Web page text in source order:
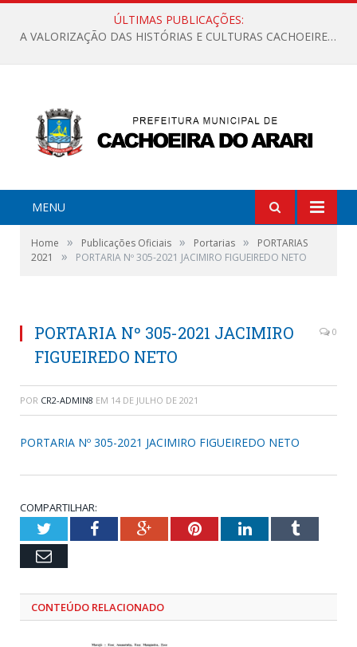
ÚLTIMAS PUBLICAÇÕES:
A VALORIZAÇÃO DAS HISTÓRIAS E CULTURAS CACHOEIRENSES
MENU
Home » Publicações Oficiais » Portarias »
PORTARIAS
2021
» PORTARIA Nº 305-2021 JACIMIRO FIGUEIREDO NETO
PORTARIA Nº 305-2021 JACIMIRO
FIGUEIREDO NETO
0
POR CR2-ADMIN8 EM 14 DE JULHO DE 2021
PORTARIA Nº 305-2021 JACIMIRO FIGUEIREDO NETO
COMPARTILHAR:
TwitterFacebookGoogle+PinterestLinkedInTumblr
Email
CONTEÚDO RELACIONADO